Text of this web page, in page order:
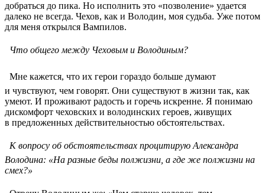
добраться до пика. Но исполнить это «позволение» удается
далеко не всегда. Чехов, как и Володин, моя судьба. Уже потом
для меня открылся Вампилов.
 Что общего между Чеховым и Володиным?
 Мне кажется, что их герои гораздо больше думают
и чувствуют, чем говорят. Они существуют в жизни так, как
умеют. И проживают радость и горечь искренне. Я понимаю
дискомфорт чеховских и володинских героев, живущих
в предложенных действительностью обстоятельствах.
 К вопросу об обстоятельствах процитирую Александра
Володина: «На разные беды полжизни, а где же полжизни на
смех?»